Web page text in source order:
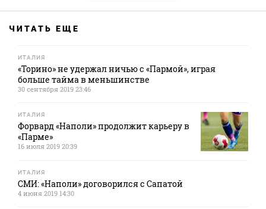
ЧИТАТЬ ЕЩЕ
ИТАЛИЯ
«Торино» не удержал ничью с «Пармой», играя
больше тайма в меньшинстве
30 сентября 2019 23:46
ИТАЛИЯ
Форвард «Наполи» продолжит карьеру в
«Парме»
16 июля 2019 20:39
ИТАЛИЯ
СМИ: «Наполи» договорился с Сапатой
4 июня 2019 14:30